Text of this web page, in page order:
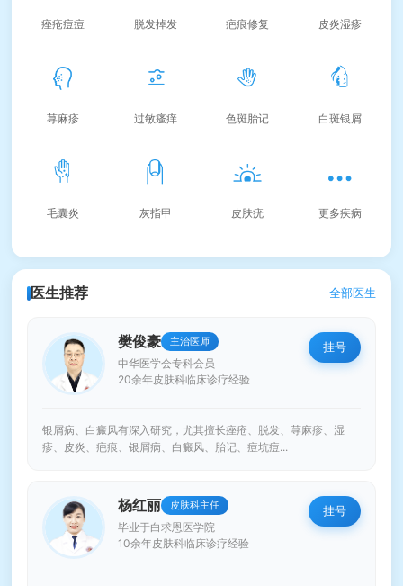
痤疮痘痘 脱发掉发 疤痕修复 皮炎湿疹
荨麻疹 过敏瘙痒 色斑胎记 白斑银屑
毛囊炎 灰指甲 皮肤疣 更多疾病
医生推荐 全部医生
樊俊豪 主治医师
中华医学会专科会员
20余年皮肤科临床诊疗经验
挂号
银屑病、白癜风有深入研究，尤其擅长痤疮、脱发、荨麻疹、湿
疹、皮炎、疤痕、银屑病、白癜风、胎记、痘坑痘...
杨红丽 皮肤科主任
毕业于白求恩医学院
10余年皮肤科临床诊疗经验
挂号